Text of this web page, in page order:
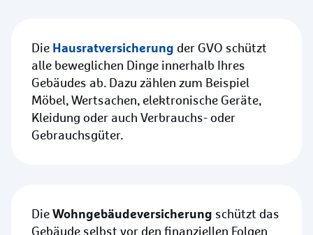
Die Hausratversicherung der GVO schützt
alle beweglichen Dinge innerhalb Ihres
Gebäudes ab. Dazu zählen zum Beispiel
Möbel, Wertsachen, elektronische Geräte,
Kleidung oder auch Verbrauchs- oder
Gebrauchsgüter.
Die Wohngebäudeversicherung schützt das
Gebäude selbst vor den finanziellen Folgen